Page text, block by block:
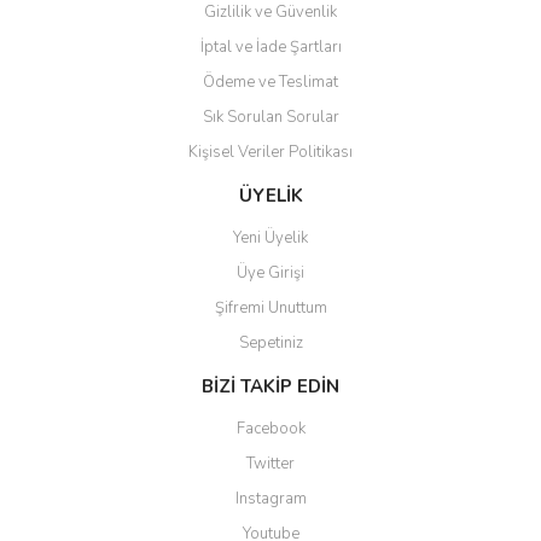
Ürünler kategorize, başlıklar
kolaylaşıyor. Yani site de
hazırlanmış çok düzenli bir site.
Gizlilik ve Güvenlik
İptal ve İade Şartları
Ödeme ve Teslimat
Sık Sorulan Sorular
Kişisel Veriler Politikası
ÜYELİK
Yeni Üyelik
Üye Girişi
Şifremi Unuttum
Sepetiniz
BİZİ TAKİP EDİN
Facebook
Twitter
Instagram
Youtube